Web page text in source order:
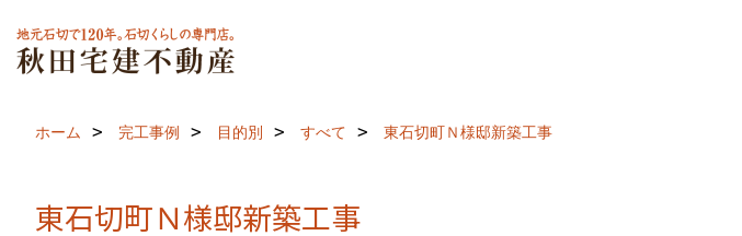
ホーム 完工事例 目的別 すべて 東石切町Ｎ様邸新築工事
東石切町Ｎ様邸新築工事